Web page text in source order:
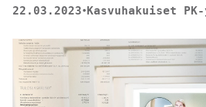
22.03.2023• Kasvuhakuiset